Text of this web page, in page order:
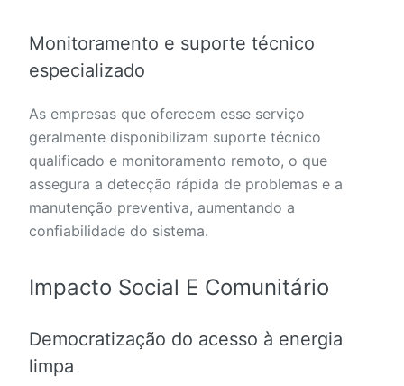
Monitoramento e suporte técnico
especializado
As empresas que oferecem esse serviço
geralmente disponibilizam suporte técnico
qualificado e monitoramento remoto, o que
assegura a detecção rápida de problemas e a
manutenção preventiva, aumentando a
confiabilidade do sistema.
Impacto Social E Comunitário
Democratização do acesso à energia
limpa